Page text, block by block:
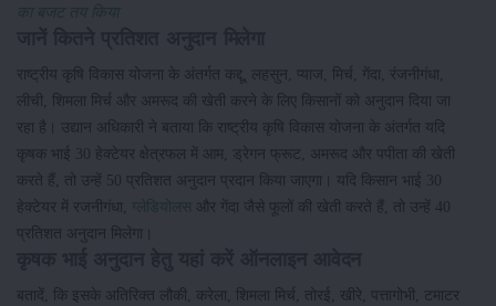
का बजट तय किया
राष्ट्रीय कृषि विकास योजना के अंतर्गत कद्दू, लहसुन, प्याज, मिर्च, गेंदा, रंजनीगंधा,
लीची, शिमला मिर्च और अमरूद की खेती करने के लिए किसानों को अनुदान दिया जा
रहा है। उद्यान अधिकारी ने बताया कि राष्ट्रीय कृषि विकास योजना के अंतर्गत यदि
कृषक भाई 30 हेक्टेयर क्षेत्रफल में आम, ड्रेगन फ्रूट, अमरूद और पपीता की खेती
करते हैं, तो उन्हें 50 प्रतिशत अनुदान प्रदान किया जाएगा। यदि किसान भाई 30
हेक्टेयर में रजनीगंधा, ग्लेडियोलस और गेंदा जैसे फूलों की खेती करते हैं, तो उन्हें 40
प्रतिशत अनुदान मिलेगा।
बतादें, कि इसके अतिरिक्त लौकी, करेला, शिमला मिर्च, तोरई, खीरे, पत्तागोभी, टमाटर